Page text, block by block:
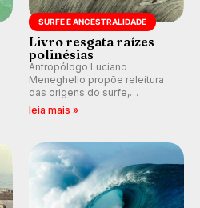
SURFE E ANCESTRALIDADE
Livro resgata raízes
polinésias
Antropólogo Luciano
Meneghello propõe releitura
das origens do surfe,
resgatando a cultura polinésia
prática em esporte e indústria.
leia mais »